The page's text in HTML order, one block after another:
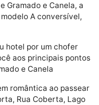
Gramado e Canela, a
A conversível,
hotel por um chofer
aos principais pontos
e Canela
romântica ao passear
Rua Coberta, Lago